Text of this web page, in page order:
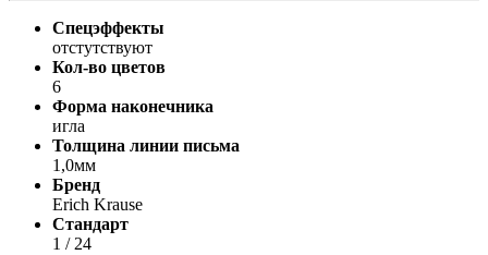
Спецэффекты
отстутствуют
Кол-во цветов
6
Форма наконечника
игла
Толщина линии письма
1,0мм
Бренд
Erich Krause
Стандарт
1 / 24